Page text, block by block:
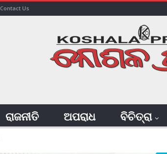
Contact Us
ରାଜନୀତି ଅପରାଧ ବିଚିତ୍ରା